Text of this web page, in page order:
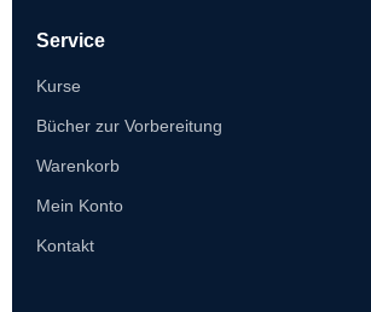
Service
Kurse
Bücher zur Vorbereitung
Warenkorb
Mein Konto
Kontakt